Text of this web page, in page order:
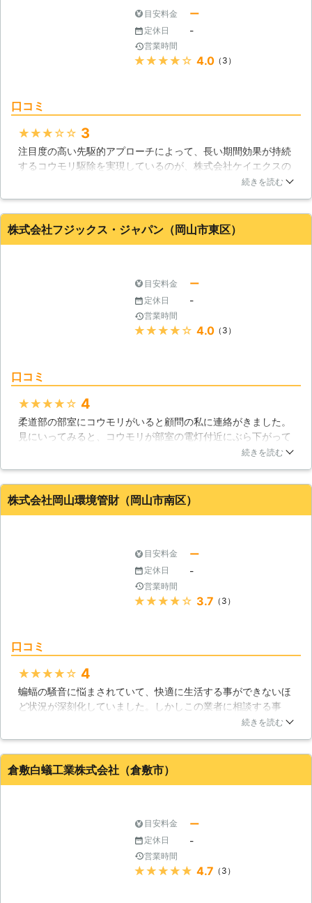
いただけます。 コウモリはとても小
さく、小さな隙間からでも天井裏に入
りこんできます。その隙間を全て塞
ぎ、再発を防止するのは素人では難し
クトへご相談ください。 弊社には害
ウモリ駆除の業者の力をかりて、快適
な住空間を取り戻しましょう。
目安料金 ー
定休日 -
営業時間
★★★★★ 4.0（3）
口コミ
★★★★★ 3
注目度の高い先駆的アプローチによって、長い期間効果が持続
するコウモリ駆除を実現しているのが、株式会社ケイエクスの
特徴となっています。作業のスケジュールを作成して、計画的
注目が集まり続けています。
岡山県 真庭市 2016年12月10日
続きを読む
株式会社フジックス・ジャパン（岡山市東区）
目安料金 ー
定休日 -
営業時間
★★★★★ 4.0（3）
口コミ
★★★★★ 4
柔道部の部室にコウモリがいると顧問の私に連絡がきました。
見にいってみると、コウモリが部室の電灯付近にぶら下がって
いました。他の先生方の意見を聞くと、業者を呼ぶ方がいいと
言うので駆除をお願いしました。業者は、外に通じる扉を大き
く開けた後、コウモリがいる付近に何かを噴出しました。する
2016年11月24日
続きを読む
株式会社岡山環境管財（岡山市南区）
目安料金 ー
定休日 -
営業時間
★★★★★ 3.7 （3）
口コミ
★★★★★ 4
蝙蝠の騒音に悩まされていて、快適に生活する事ができないほ
ど状況が深刻化していました。しかしこの業者に相談する事
で、素早く対応してもらえたので、蝙蝠の騒音被害を一気に排
ができたので満足しています。
岡山県 岡山市南区 2016年10月22日
続きを読む
倉敷白蟻工業株式会社（倉敷市）
目安料金 ー
定休日 -
営業時間
★★★★★ 4.7 （3）